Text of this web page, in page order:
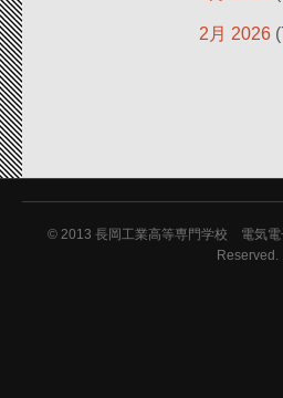
2月 2026
© 2013 長岡工業高等専門学校 電気電
Reserved.